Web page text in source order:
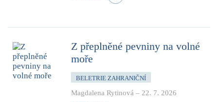
Z přeplněné pevniny na volné
moře
BELETRIE ZAHRANIČNÍ
Magdalena Rytinová – 22. 7. 2026